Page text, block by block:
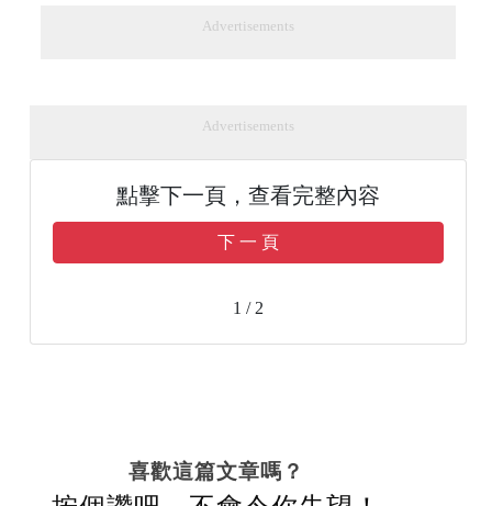
Advertisements
Advertisements
點擊下一頁，查看完整內容
下 一 頁
1 / 2
喜歡這篇文章嗎？